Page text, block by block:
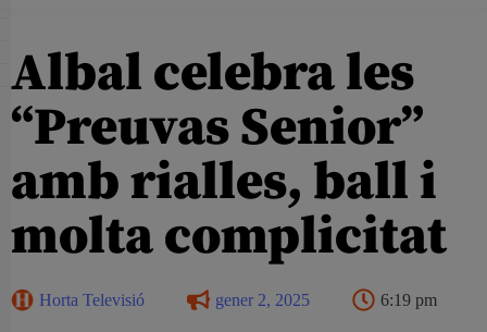
Albal celebra les
“Preuvas Senior”
amb rialles, ball i
molta complicitat
Horta Televisió gener 2, 2025 6:19 pm